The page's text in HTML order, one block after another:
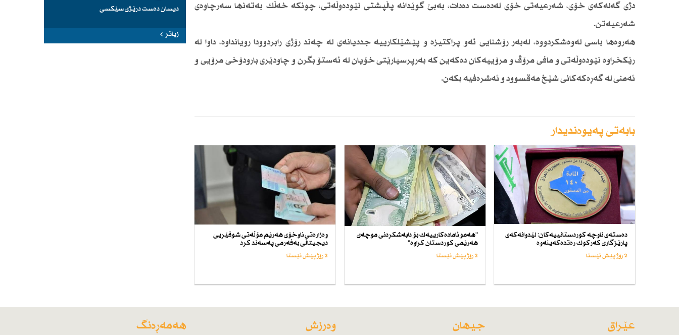
دژی گەلەكەی خۆی، شەرعیەتی خۆی لەدەست دەدات، بەبێ گوێدانە پاڵپشتی نێودەوڵەتی، چونكە خەڵك بەتەنها سەرچاوەی
شەرعیەتن.
هەروەها باسی لەوەشكردووە، لەبەر رۆشنایی ئەو پراكتیزە و پێشێلكارییە جددیانەی لە چەند رۆژی رابردوودا رویانداوە، داوا لە
رێكخراوە نێودەوڵەتی و مافی مرۆڤ و مرۆییەكان دەكەین كە بەرپرسیارێتی خۆیان لە ئەستۆ بگرن و چاودێری بارودۆخی مرۆیی و
ئەمنی لە گەڕەكەكانی شێخ مەقسوود و ئەشرەفیە بكەن.
بابەتی پەیوەندیدار
دەستەی ناوچە كوردستانییەكان: لێدوانەكەی
پارێزگاری كەركوك رەتدەكەینەوە
2 رۆژ پێش ئێستا
"هەمو ئامادەكارییەك بۆ دابەشكردنی موچەی
هەرێمی كوردستان كراوە"
2 رۆژ پێش ئێستا
وەزارەتی ناوخۆی هەرێم مۆڵەتی شوفێریی
دیجیتاڵی بەفەرمی پەسەند كرد
2 رۆژ پێش ئێستا
دیسان دەست درێژی سێكسی
زیاتر
عێراق جیهان وەرزش هەمەڕەنگ